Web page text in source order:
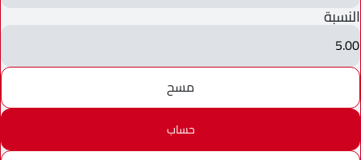
النسبة
5.00
مسح
حساب